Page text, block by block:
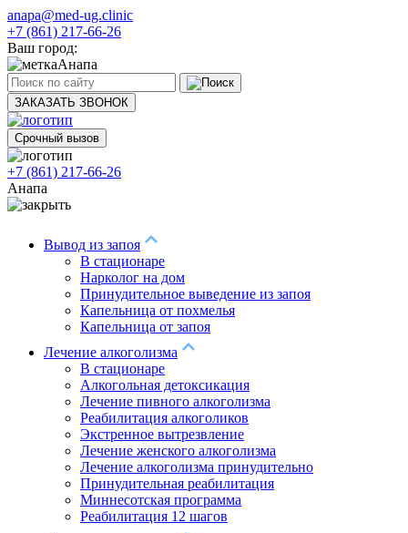
anapa@med-ug.clinic
+7 (861) 217-66-26
Ваш город:
Анапа
ЗАКАЗАТЬ ЗВОНОК
Срочный вызов
+7 (861) 217-66-26
Анапа
Вывод из запоя
В стационаре
Нарколог на дом
Принудительное выведение из запоя
Капельница от похмелья
Капельница от запоя
Лечение алкоголизма
В стационаре
Алкогольная детоксикация
Лечение пивного алкоголизма
Реабилитация алкоголиков
Экстренное вытрезвление
Лечение женского алкоголизма
Лечение алкоголизма принудительно
Принудительная реабилитация
Миннесотская программа
Реабилитация 12 шагов